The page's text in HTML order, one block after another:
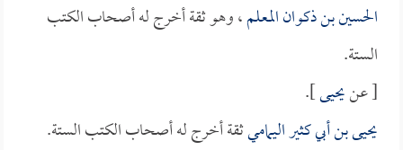
الحسين بن ذكوان المعلم، وهو ثقة أخرج له أصحاب الكتب
الستة.
[ عنيحيى].
يحيى بن أبي كثير اليماميثقة أخرج له أصحاب الكتب الستة.